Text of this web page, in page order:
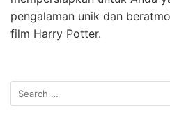
pengalaman unik dan
film Harry Potter.
e